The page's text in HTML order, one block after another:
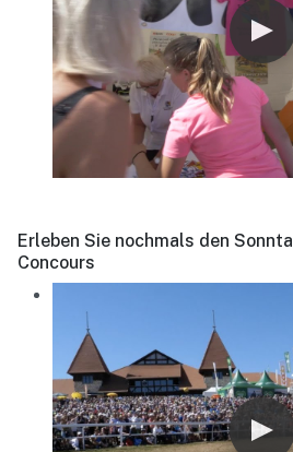
Erleben Sie nochmals den
Concours